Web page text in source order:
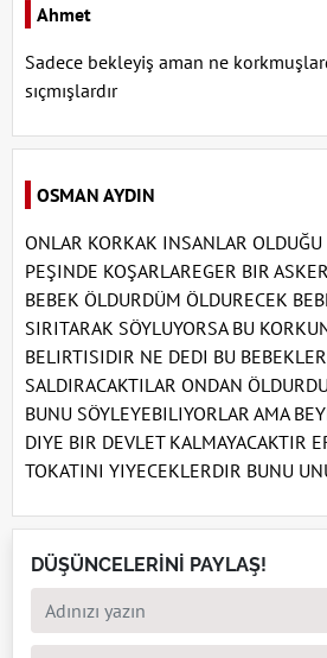
Ahmet
Sadece bekleyiş aman ne
sıçmışlardır
OSMAN AYDIN
ONLAR KORKAK INSANLAR
PEŞINDE KOŞARLAREGER BIR
BEBEK ÖLDURDÜM ÖLDURECEK
SIRITARAK SÖYLUYORSA BU
BELIRTISIDIR NE DEDI BU
SALDIRACAKTILAR ONDAN
BUNU SÖYLEYEBILIYORLAR AMA
DIYE BIR DEVLET KALMAYACAKTIR
TOKATINI YIYECEKLERDIR BUNU
DÜŞÜNCELERİNİ PAYLAŞ!